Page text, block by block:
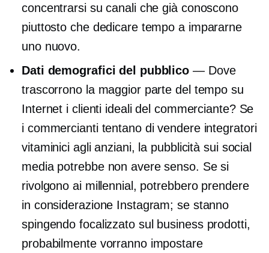
concentrarsi su canali che già conoscono
piuttosto che dedicare tempo a impararne
uno nuovo.
Dati demografici del pubblico — Dove
trascorrono la maggior parte del tempo su
Internet i clienti ideali del commerciante? Se
i commercianti tentano di vendere integratori
vitaminici agli anziani, la pubblicità sui social
media potrebbe non avere senso. Se si
rivolgono ai millennial, potrebbero prendere
in considerazione Instagram; se stanno
spingendofocalizzato sul businessprodotti,
probabilmente vorranno impostare